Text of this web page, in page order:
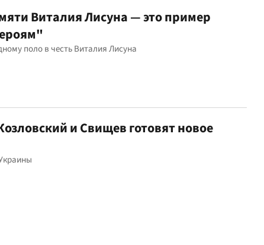
Виталия Лисуна — это пример
поло в честь Виталия Лисуна
и Свищев готовят новое